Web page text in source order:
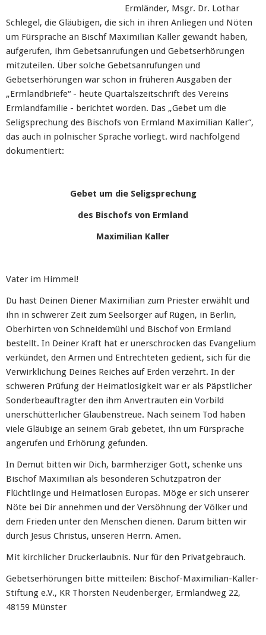
Ermländer, Msgr. Dr. Lothar
Schlegel, die Gläubigen, die sich in ihren Anliegen und Nöten
um Fürsprache an Bischf Maximilian Kaller gewandt haben,
aufgerufen, ihm Gebetsanrufungen und Gebetserhörungen
mitzuteilen. Über solche Gebetsanrufungen und
Gebetserhörungen war schon in früheren Ausgaben der
„Ermlandbriefe“ - heute Quartalszeitschrift des Vereins
Ermlandfamilie - berichtet worden. Das „Gebet um die
Seligsprechung des Bischofs von Ermland Maximilian Kaller“,
das auch in polnischer Sprache vorliegt. wird nachfolgend
dokumentiert:
Gebet um die Seligsprechung
des Bischofs von Ermland
Maximilian Kaller
Vater im Himmel!
Du hast Deinen Diener Maximilian zum Priester erwählt und
ihn in schwerer Zeit zum Seelsorger auf Rügen, in Berlin,
Oberhirten von Schneidemühl und Bischof von Ermland
bestellt. In Deiner Kraft hat er unerschrocken das Evangelium
verkündet, den Armen und Entrechteten gedient, sich für die
Verwirklichung Deines Reiches auf Erden verzehrt. In der
schweren Prüfung der Heimatlosigkeit war er als Päpstlicher
Sonderbeauftragter den ihm Anvertrauten ein Vorbild
unerschütterlicher Glaubenstreue. Nach seinem Tod haben
viele Gläubige an seinem Grab gebetet, ihn um Fürsprache
angerufen und Erhörung gefunden.
In Demut bitten wir Dich, barmherziger Gott, schenke uns
Bischof Maximilian als besonderen Schutzpatron der
Flüchtlinge und Heimatlosen Europas. Möge er sich unserer
Nöte bei Dir annehmen und der Versöhnung der Völker und
dem Frieden unter den Menschen dienen. Darum bitten wir
durch Jesus Christus, unseren Herrn. Amen.
Mit kirchlicher Druckerlaubnis. Nur für den Privatgebrauch.
Gebetserhörungen bitte mitteilen: Bischof-Maximilian-Kaller-
Stiftung e.V., KR Thorsten Neudenberger, Ermlandweg 22,
48159 Münster